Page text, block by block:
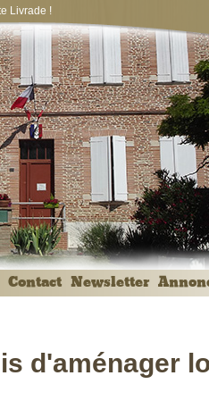
Livrade !
Contact Newsletter
d'aménager